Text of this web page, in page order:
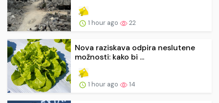
1 hour ago 22
Nova raziskava odpira neslutene
možnosti: kako bi ...
1 hour ago 14